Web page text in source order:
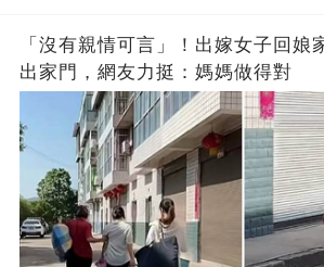
「沒有親情可言」！出嫁女子回娘
出家門，網友力挺：媽媽做得對